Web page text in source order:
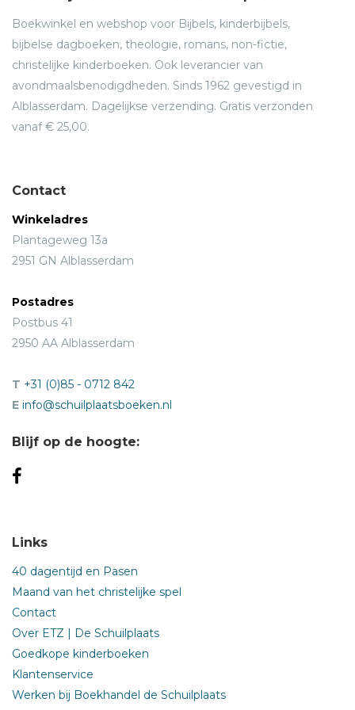
mogelijkheid om met deze vragen te spelen en daarmee
de kijk van de personages op de mensheid te definiëren.'
Suzanne Collins
Boekwinkel en webshop voor Bijbels, kinderbijbels,
bijbelse dagboeken, theologie, romans, non-fictie,
christelijke kinderboeken. Ook leverancier van
avondmaalsbenodigdheden. Sinds 1962 gevestigd in
Alblasserdam. Dagelijkse verzending. Gratis verzonden
vanaf € 25,00.
Contact
Winkeladres
Plantageweg 13a
2951 GN Alblasserdam
Postadres
Postbus 41
2950 AA Alblasserdam
T +31 (0)85 - 0712 842
E info@schuilplaatsboeken.nl
Blijf op de hoogte:
Links
40 dagentijd en Pasen
Maand van het christelijke spel
Contact
Over ETZ | De Schuilplaats
Goedkope kinderboeken
Klantenservice
Werken bij Boekhandel de Schuilplaats